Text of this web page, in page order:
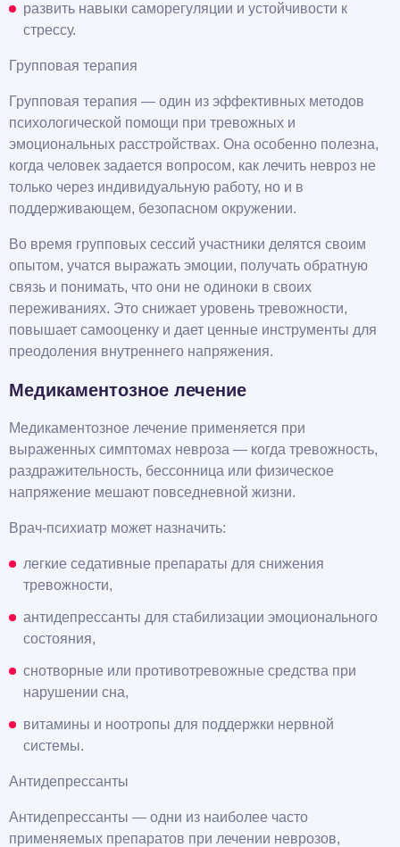
развить навыки саморегуляции и устойчивости к
стрессу.
Групповая терапия
Групповая терапия — один из эффективных методов
психологической помощи при тревожных и
эмоциональных расстройствах. Она особенно полезна,
когда человек задается вопросом, как лечить невроз не
только через индивидуальную работу, но и в
поддерживающем, безопасном окружении.
Во время групповых сессий участники делятся своим
опытом, учатся выражать эмоции, получать обратную
связь и понимать, что они не одиноки в своих
переживаниях. Это снижает уровень тревожности,
повышает самооценку и дает ценные инструменты для
преодоления внутреннего напряжения.
Медикаментозное лечение
Медикаментозное лечение применяется при
выраженных симптомах невроза — когда тревожность,
раздражительность, бессонница или физическое
напряжение мешают повседневной жизни.
Врач-психиатр может назначить:
легкие седативные препараты для снижения
тревожности,
антидепрессанты для стабилизации эмоционального
состояния,
снотворные или противотревожные средства при
нарушении сна,
витамины и ноотропы для поддержки нервной
системы.
Антидепрессанты
Антидепрессанты — одни из наиболее часто
применяемых препаратов при лечении неврозов,